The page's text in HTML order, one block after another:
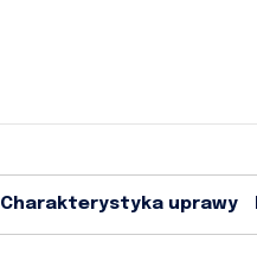
Charakterystyka uprawy